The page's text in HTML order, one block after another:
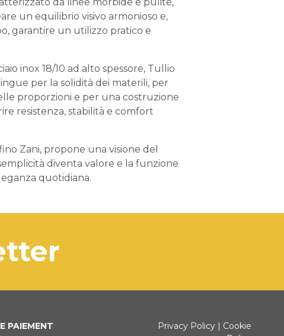
un equilibrio visivo armonioso e,
garantire un utilizzo pratico e
inox 18/10 ad alto spessore, Tullio
per la solidità dei materili, per
proporzioni e per una costruzione
resistenza, stabilità e comfort
Zani, propone una visione del
diventa valore e la funzione
quotidiana.
PAIEMENT Privacy Policy| Cookie